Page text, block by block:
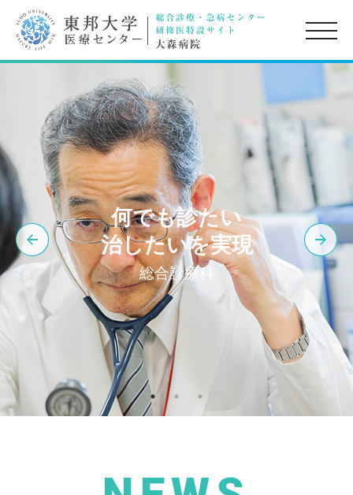
toggle
何でも診たい
治したいを実現
総合診療科